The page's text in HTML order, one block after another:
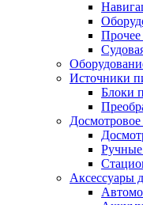
Прочее
Источники
Блоки
Ручные
Аксессуары